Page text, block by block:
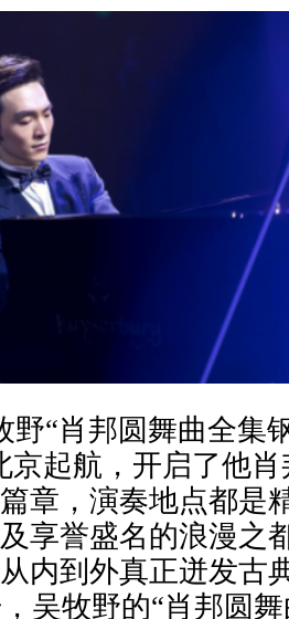
“肖邦圆舞曲全集
京起航，开启了他
章，演奏地点都是
享誉盛名的浪漫之
内到外真正迸发古
吴牧野的“肖邦圆